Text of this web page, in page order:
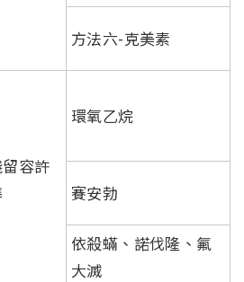
方法六-克美素
容許
環氧乙烷
賽安勃
依殺蟎、諾伐隆、氟
大滅